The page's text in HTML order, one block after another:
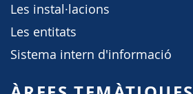
Les instal·lacions
Les entitats
Sistema intern d'informació